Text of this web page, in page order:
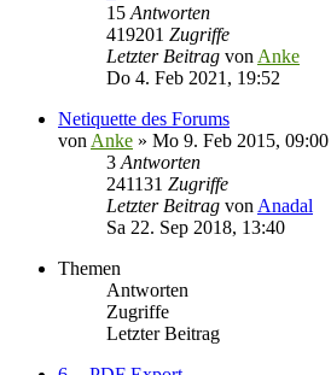
15 Antworten
419201 Zugriffe
Letzter Beitrag von Anke
Do 4. Feb 2021, 19:52
Netiquette des Forums
von Anke » Mo 9. Feb 2015, 09:00
3 Antworten
241131 Zugriffe
Letzter Beitrag von Anadal
Sa 22. Sep 2018, 13:40
Themen
Antworten
Zugriffe
Letzter Beitrag